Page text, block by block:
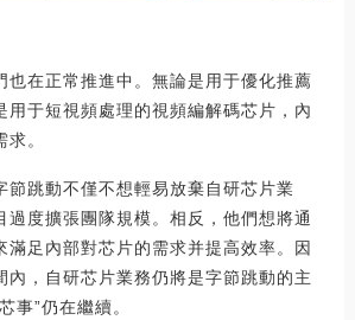
也在正常推進中。無論是用于優化推薦
用于短視頻處理的視頻編解碼芯片，內
。
節跳動不僅不想輕易放棄自研芯片業
過度擴張團隊規模。相反，他們想將通
滿足內部對芯片的需求并提高效率。因
內，自研芯片業務仍將是字節跳動的主
事”仍在繼續。